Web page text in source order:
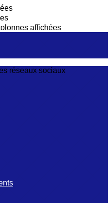
affichées
réseaux sociaux